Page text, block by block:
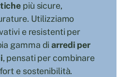
più sicure,
Utilizziamo
e resistenti per
gamma diarredi per
, pensati per combinare
e sostenibilità.